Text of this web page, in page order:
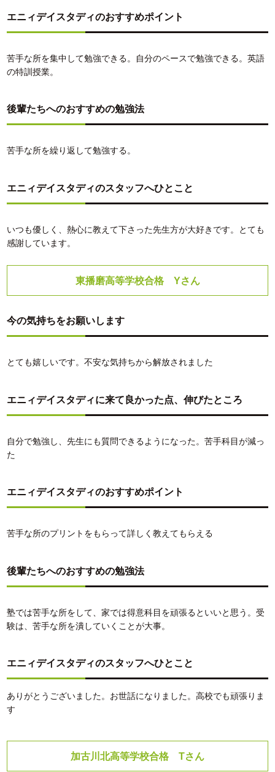
エニィデイスタディのおすすめポイント
苦手な所を集中して勉強できる。自分のペースで勉強できる。英語
の特訓授業。
後輩たちへのおすすめの勉強法
苦手な所を繰り返して勉強する。
エニィデイスタディのスタッフへひとこと
いつも優しく、熱心に教えて下さった先生方が大好きです。とても
感謝しています。
東播磨高等学校合格 Yさん
今の気持ちをお願いします
とても嬉しいです。不安な気持ちから解放されました
エニィデイスタディに来て良かった点、伸びたところ
自分で勉強し、先生にも質問できるようになった。苦手科目が減っ
た
エニィデイスタディのおすすめポイント
苦手な所のプリントをもらって詳しく教えてもらえる
後輩たちへのおすすめの勉強法
塾では苦手な所をして、家では得意科目を頑張るといいと思う。受
験は、苦手な所を潰していくことが大事。
エニィデイスタディのスタッフへひとこと
ありがとうございました。お世話になりました。高校でも頑張りま
す
加古川北高等学校合格 Tさん